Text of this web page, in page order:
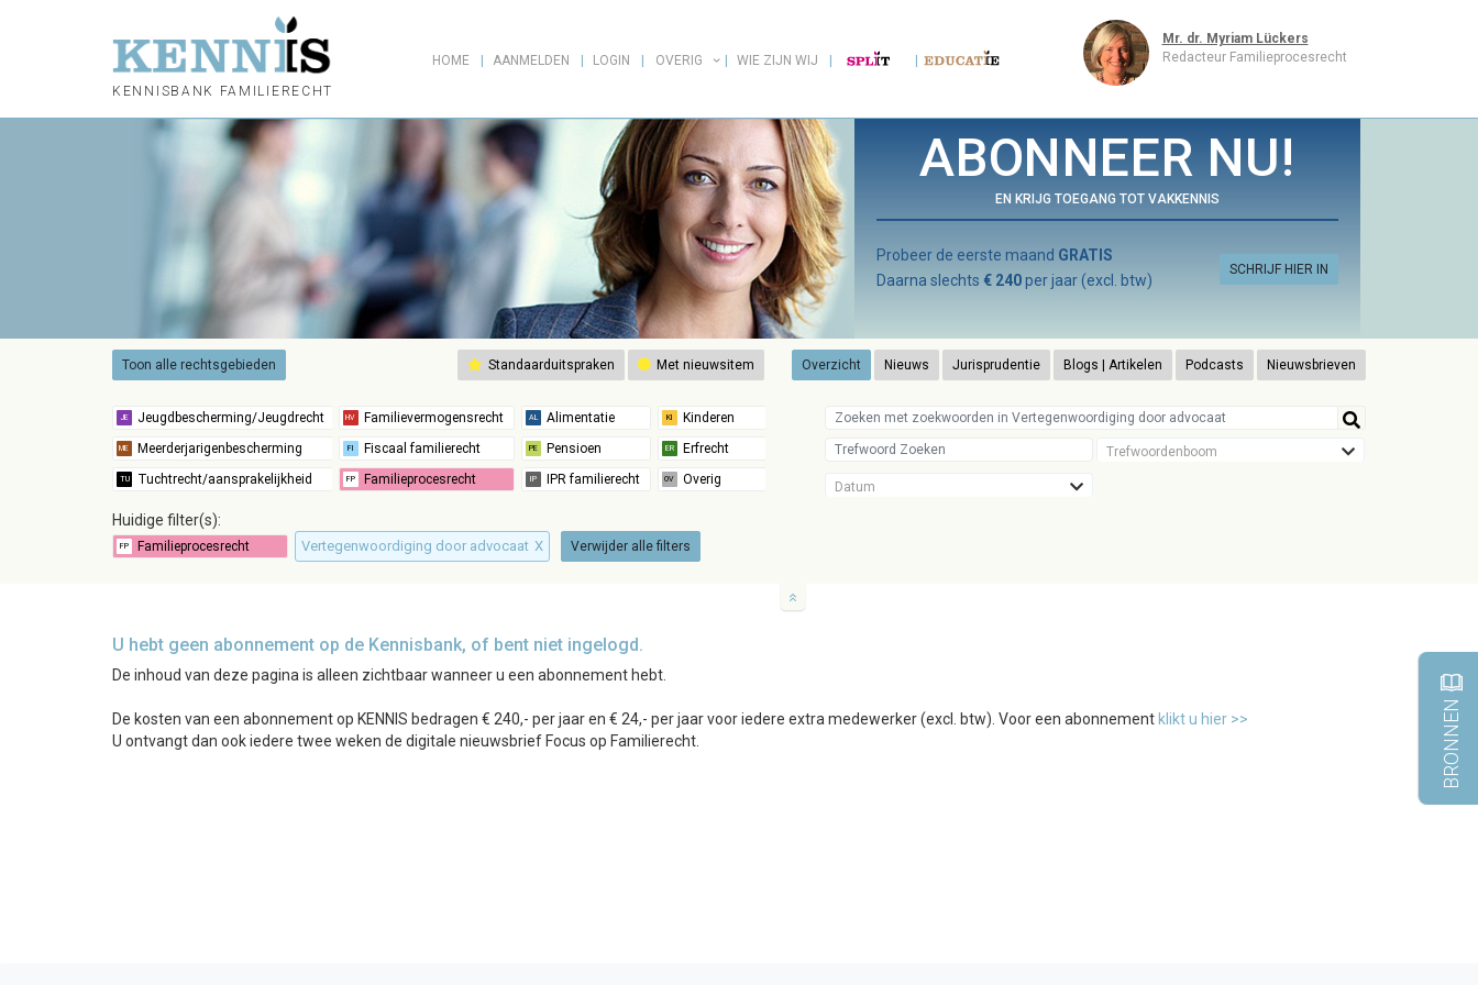
KENNISBANK FAMILIERECHT
HOME AANMELDEN LOGIN OVERIG WIE ZIJN WIJ
Mr. dr. Myriam Lückers
Redacteur Familieprocesrecht
ABONNEER NU!
EN KRIJG TOEGANG TOT VAKKENNIS
SCHRIJF HIER IN
Probeer de eerste maand GRATIS
Daarna slechts € 240per jaar (excl. btw)
Toon alle rechtsgebieden Standaarduitspraken Met nieuwsitem Overzicht Nieuws Jurisprudentie Blogs | Artikelen Podcasts Nieuwsbrieven
Trefwoordenboom
Datum
Huidige filter(s):
Vertegenwoordiging door advocaat X Verwijder alle filters
U hebt geen abonnement op de Kennisbank, of bent niet ingelogd.
De inhoud van deze pagina is alleen zichtbaar wanneer u een abonnement hebt.
De kosten van een abonnement op KENNIS bedragen € 240,- per jaar en € 24,- per jaar voor iedere extra medewerker (excl. btw). Voor een abonnement klikt u hier >>
U ontvangt dan ook iedere twee weken de digitale nieuwsbrief Focus op Familierecht.
BRONNEN